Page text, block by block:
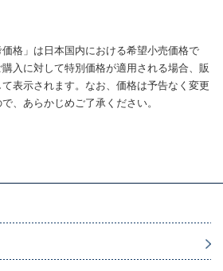
格」は日本国内における希望小売価格で
入に対して特別価格が適用される場合、販
表示されます。なお、価格は予告なく変更
、あらかじめご了承ください。